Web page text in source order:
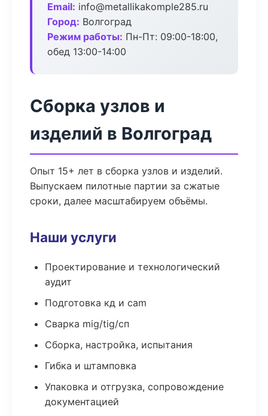
Email: info@metallikakomple285.ru
Город: Волгоград
Режим работы: Пн-Пт: 09:00-18:00,
обед 13:00-14:00
Сборка узлов и
изделий в Волгоград
Опыт 15+ лет в сборка узлов и изделий.
Выпускаем пилотные партии за сжатые
сроки, далее масштабируем объёмы.
Наши услуги
Проектирование и технологический
аудит
Подготовка кд и cam
Сварка mig/tig/сп
Сборка, настройка, испытания
Гибка и штамповка
Упаковка и отгрузка, сопровождение
документацией